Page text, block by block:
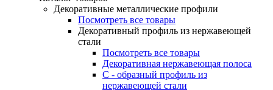
Декоративные металлические профили
Посмотреть все товары
Декоративный профиль из нержавеющей
стали
Посмотреть все товары
Декоративная нержавеющая полоса
С - образный профиль из
нержавеющей стали